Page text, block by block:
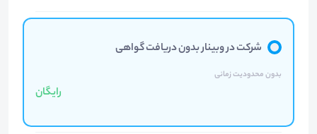
شرکت در وبینار بدون دریافت گواهی
بدون محدودیت زمانی
رایگان